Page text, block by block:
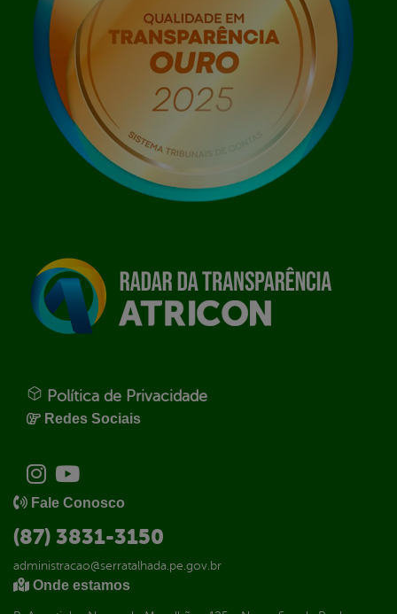
Política de Privacidade
Redes Sociais
Fale Conosco
(87) 3831-3150
administracao@serratalhada.pe.gov.br
Onde estamos